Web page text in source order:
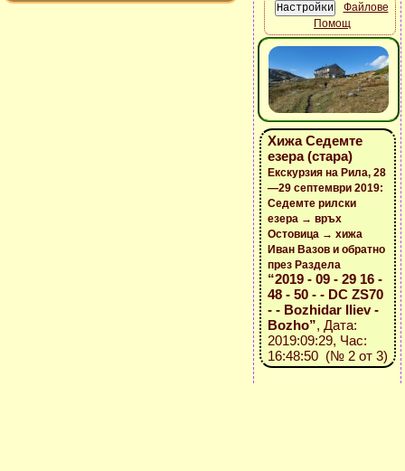
Файлове
Помощ
Хижа Седемте
езера (стара)
Екскурзия на Рила, 28
—29 септември 2019:
Седемте рилски
езера → връх
Остовица → хижа
Иван Вазов и обратно
през Раздела
“2019 - 09 - 29 16 -
48 - 50 - - DC ZS70
- - Bozhidar Iliev -
Bozho”, Дата:
2019:09:29, Час:
16:48:50 (№ 2 от 3)